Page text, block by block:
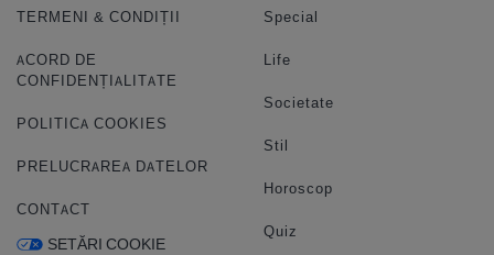
TERMENI & CONDIȚII
ACORD DE
CONFIDENȚIALITATE
POLITICA COOKIES
PRELUCRAREA DATELOR
CONTACT
SETĂRI COOKIE
Special
Life
Societate
Stil
Horoscop
Quiz